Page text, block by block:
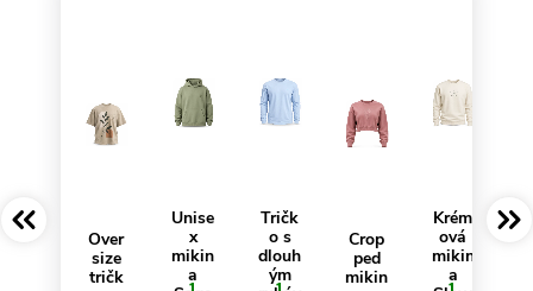
Over
size
tričk
Unise
x
mikin
a
Tričk
o s
dlouh
ým
Crop
ped
mikin
Krém
ová
mikin
a